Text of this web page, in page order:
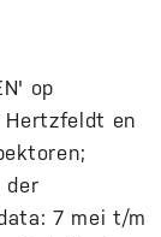
op
en
der
7 mei t/m